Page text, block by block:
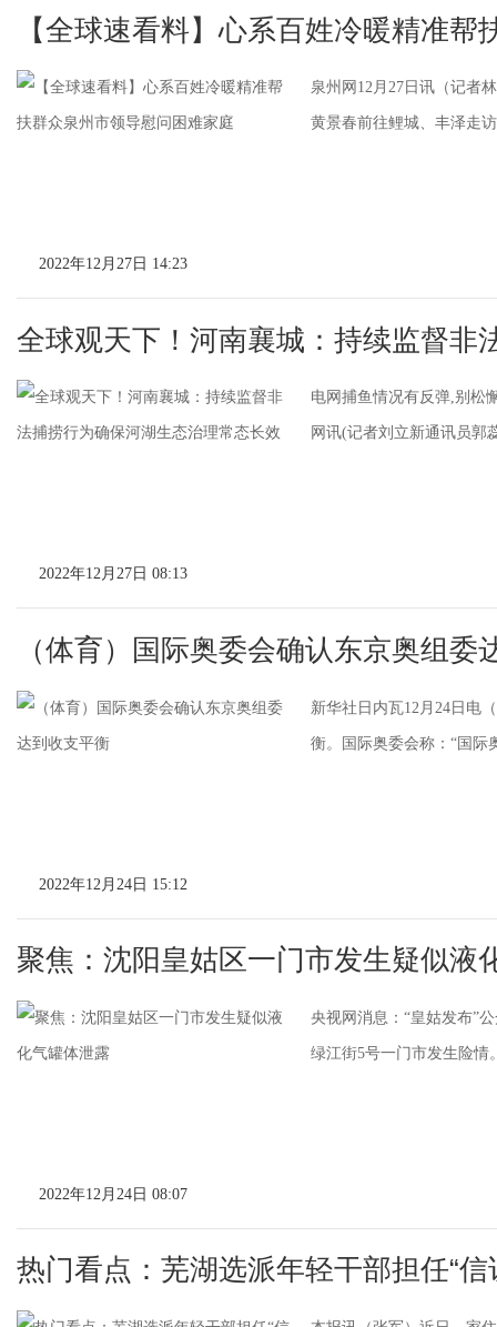
【全球速看料】心系百姓冷暖精准帮
泉州网12月27日讯（记者
黄景春前往鲤城、丰泽走
2022年12月27日 14:23
全球观天下！河南襄城：持续监督非
电网捕鱼情况有反弹,别松
网讯(记者刘立新通讯员郭
2022年12月27日 08:13
（体育）国际奥委会确认东京奥组委
新华社日内瓦12月24日电
衡。国际奥委会称：“国际
2022年12月24日 15:12
聚焦：沈阳皇姑区一门市发生疑似液
央视网消息：“皇姑发布”
绿江街5号一门市发生险情
2022年12月24日 08:07
热门看点：芜湖选派年轻干部担任“信